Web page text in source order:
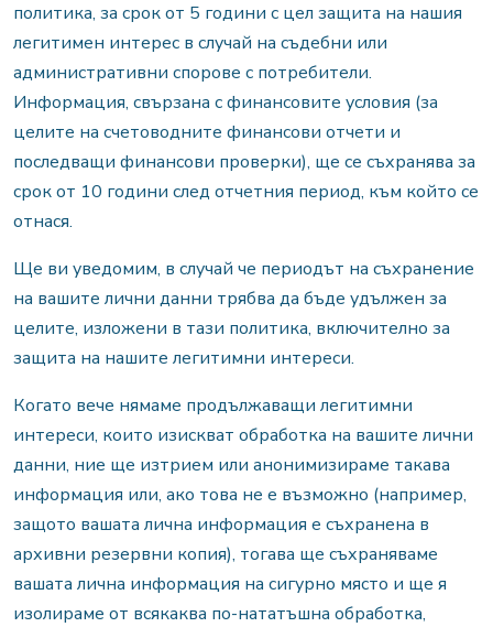
политика, за срок от 5 години с цел защита на нашия
легитимен интерес в случай на съдебни или
административни спорове с потребители.
Информация, свързана с финансовите условия (за
целите на счетоводните финансови отчети и
последващи финансови проверки), ще се съхранява за
срок от 10 години след отчетния период, към който се
отнася.
Ще ви уведомим, в случай че периодът на съхранение
на вашите лични данни трябва да бъде удължен за
целите, изложени в тази политика, включително за
защита на нашите легитимни интереси.
Когато вече нямаме продължаващи легитимни
интереси, които изискват обработка на вашите лични
данни, ние ще изтрием или анонимизираме такава
информация или, ако това не е възможно (например,
защото вашата лична информация е съхранена в
архивни резервни копия), тогава ще съхраняваме
вашата лична информация на сигурно място и ще я
изолираме от всякаква по-нататъшна обработка,